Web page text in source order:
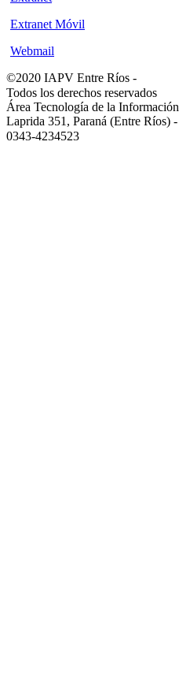
Extranet Móvil
Webmail
©2020 IAPV Entre Ríos -
Todos los derechos reservados
Área Tecnología de la Información
Laprida 351, Paraná (Entre Ríos) -
0343-4234523